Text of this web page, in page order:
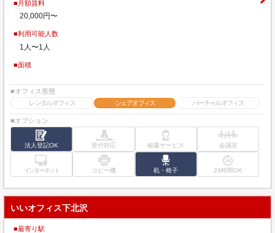
■月額賃料
20,000円〜
■利用可能人数
1人〜1人
■面積
■オフィス形態
レンタルオフィス
シェアオフィス バーチャルオフィス
■オプション
法人登記OK 受付対応 秘書サービス 会議室
インターネット コピー機 机・椅子 24時間OK
いいオフィス下北沢
■最寄り駅